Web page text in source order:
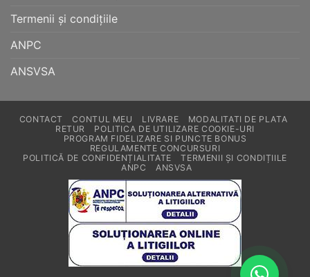
Termenii și condițiile
ANPC
ANSVSA
CONTACT CONTUL MEU LIVRARE
MODALITATI DE PLATA
RETUR
POLITICA DE UTILIZARE COOKIE-URI
PROGRAM FIDELIZARE SI PUNCTE BONUS
REGULAMENTE CONCURSURI
POLITICĂ DE CONFIDENȚIALITATE
TERMENII ȘI CONDIȚIILE
ANPC
ANSVSA